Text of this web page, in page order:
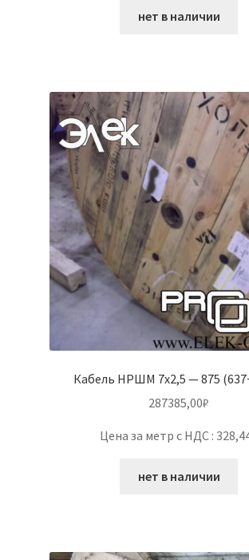
нет в наличии
Кабель НРШМ 7х2,5 — 875
287385,00₽
Цена за метр с НДС :
нет в наличии